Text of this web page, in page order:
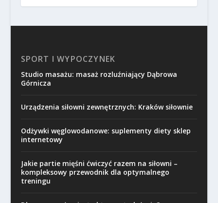
SPORT I WYPOCZYNEK
Studio masażu: masaż rozluźniający Dąbrowa
Górnicza
Urządzenia siłowni zewnętrznych: Kraków siłownie
Odżywki węglowodanowe: suplementy diety sklep
internetowy
Jakie partie mięśni ćwiczyć razem na siłowni –
kompleksowy przewodnik dla optymalnego
treningu